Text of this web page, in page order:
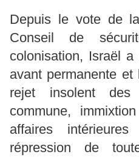
Depuis le vote de
Conseil de
colonisation, Israël
avant permanente
rejet insolent
commune,
affaires
répression de